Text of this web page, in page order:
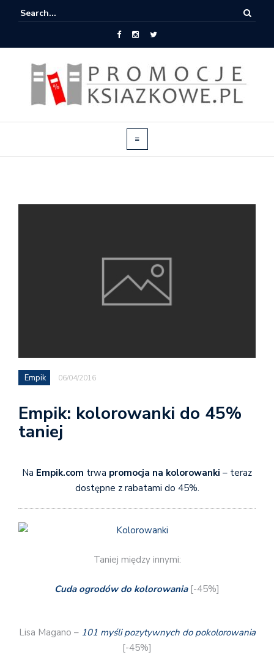
Empik 06/04/2016
Empik: kolorowanki do 45%
taniej
Na Empik.com trwa promocja na kolorowanki – teraz
dostępne z rabatami do 45%.
Taniej między innymi:
Cuda ogrodów do kolorowania[-45%]
Lisa Magano – 101 myśli pozytywnych do pokolorowania
[-45%]